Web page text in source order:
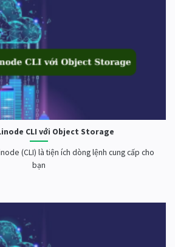
CLI với Object Storage
(CLI) là tiện ích dòng lệnh cung cấp cho
bạn